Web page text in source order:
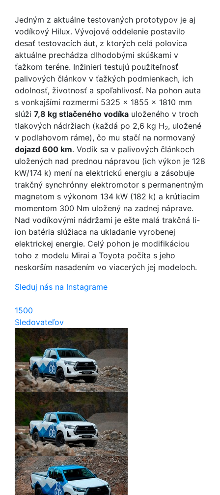
Jedným z aktuálne testovaných prototypov je aj
vodíkový Hilux. Vývojové oddelenie postavilo
desať testovacích áut, z ktorých celá polovica
aktuálne prechádza dlhodobými skúškami v
ťažkom teréne. Inžinieri testujú použiteľnosť
palivových článkov v ťažkých podmienkach, ich
odolnosť, životnosť a spoľahlivosť. Na pohon auta
s vonkajšími rozmermi 5325 x 1855 x 1810 mm
slúži 7,8 kg stlačeného vodíka uloženého v troch
tlakových nádržiach (každá po 2,6 kg H2, uložené
v podlahovom ráme), čo mu stačí na normovaný
dojazd 600 km. Vodík sa v palivových článkoch
uložených nad prednou nápravou (ich výkon je 128
kW/174 k) mení na elektrickú energiu a zásobuje
trakčný synchrónny elektromotor s permanentným
magnetom s výkonom 134 kW (182 k) a krútiacim
momentom 300 Nm uložený na zadnej náprave.
Nad vodíkovými nádržami je ešte malá trakčná li-
ion batéria slúžiaca na ukladanie vyrobenej
elektrickej energie. Celý pohon je modifikáciou
toho z modelu Mirai a Toyota počíta s jeho
neskorším nasadením vo viacerých jej modeloch.
Sleduj nás na Instagrame
1500
Sledovateľov